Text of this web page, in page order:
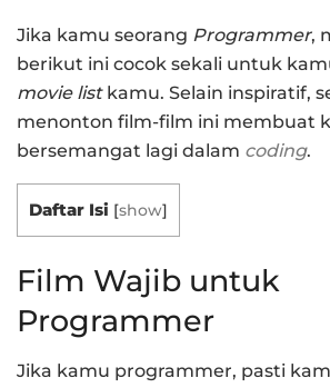
Jika kamu seorang Programmer,
berikut ini cocok sekali untuk
movie listkamu. Selain inspiratif,
menonton film-film ini membuat
bersemangat lagi dalam coding.
Daftar Isi [show]
Film Wajib untuk
Programmer
Jika kamu programmer, pasti